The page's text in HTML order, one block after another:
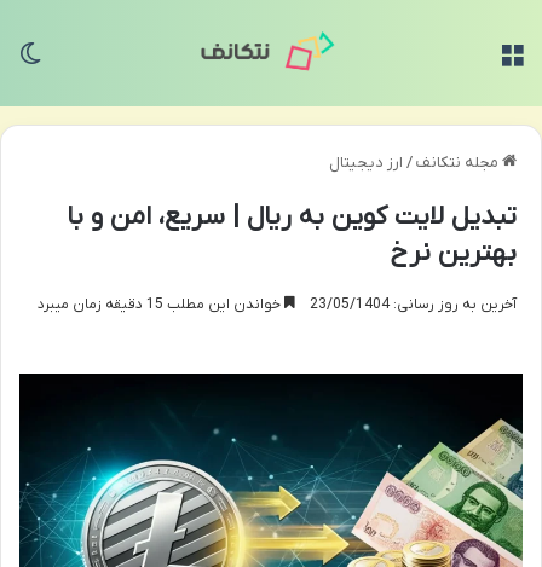
مجله نتکانف/ ارز دیجیتال
تبدیل لایت کوین به ریال | سریع، امن و با
بهترین نرخ
آخرین به روز رسانی: 23/05/1404 خواندن این مطلب 15 دقیقه زمان میبرد